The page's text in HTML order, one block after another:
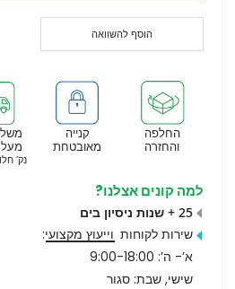
הוסף להשוואה
מעל 450 ₪
נק’
קנייה
מאובטחת
החלפה
והחזרה
למה קונים אצלנו?
25 + שנות ניסיון בים
שירות לקוחות וייעוץ מקצועי:
א’- ה’: 9:00-18:00
שישי, שבת: סגור